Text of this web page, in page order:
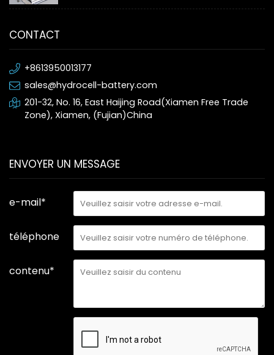
CONTACT
+8613950013177
sales@hydrocell-battery.com
201-32, No. 16, East Haijing Road(Xiamen Free Trade
Zone), Xiamen, (Fujian)China
ENVOYER UN MESSAGE
e-mail*
téléphone
contenu*